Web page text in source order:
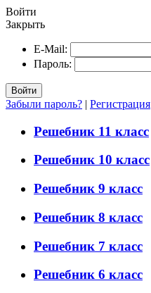
Войти
Закрыть
E-Mail:
Пароль:
Войти
Забыли пароль? | Регистрация
Решебник 11 класс
Решебник 10 класс
Решебник 9 класс
Решебник 8 класс
Решебник 7 класс
Решебник 6 класс